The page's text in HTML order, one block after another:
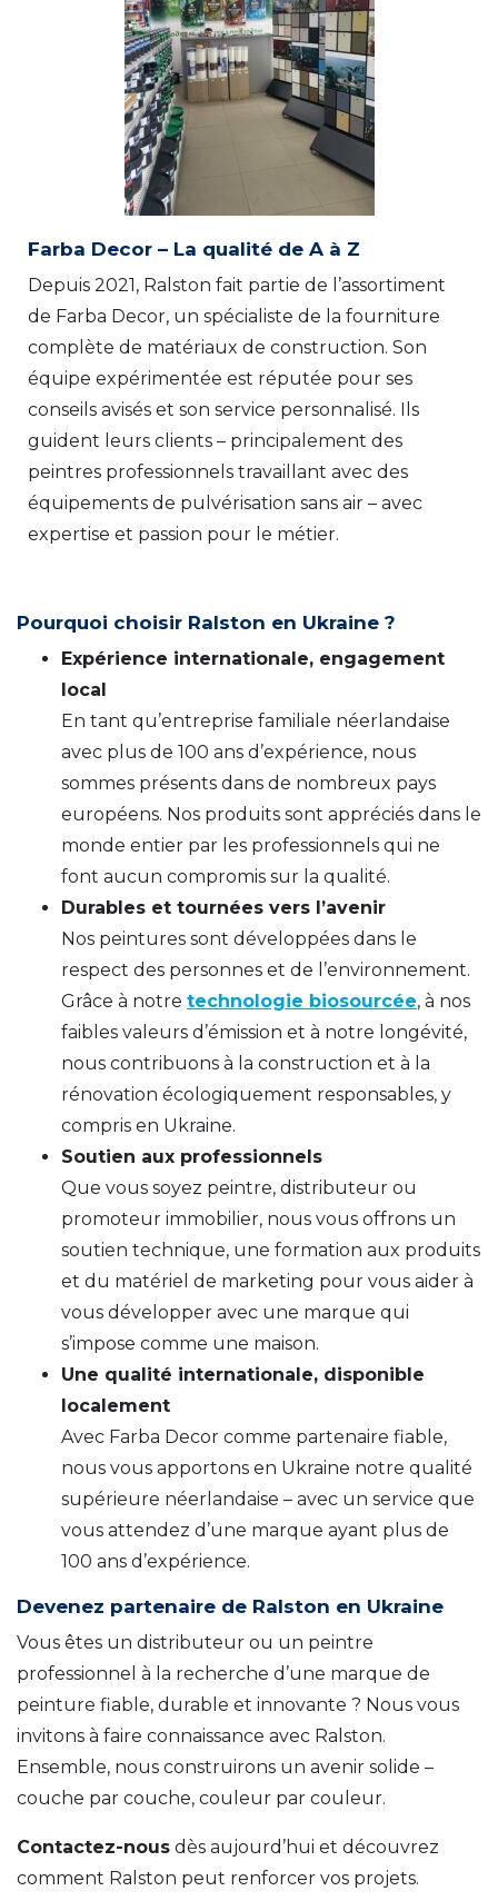
Farba Decor – La qualité de A à Z
Depuis 2021, Ralston fait partie de l’assortiment
de Farba Decor, un spécialiste de la fourniture
complète de matériaux de construction. Son
équipe expérimentée est réputée pour ses
conseils avisés et son service personnalisé. Ils
guident leurs clients – principalement des
peintres professionnels travaillant avec des
équipements de pulvérisation sans air – avec
expertise et passion pour le métier.
Pourquoi choisir Ralston en Ukraine ?
Expérience internationale, engagement
local
En tant qu’entreprise familiale néerlandaise
avec plus de 100 ans d’expérience, nous
sommes présents dans de nombreux pays
européens. Nos produits sont appréciés dans le
monde entier par les professionnels qui ne
font aucun compromis sur la qualité.
Durables et tournées vers l’avenir
Nos peintures sont développées dans le
respect des personnes et de l’environnement.
Grâce à notre technologie biosourcée, à nos
faibles valeurs d’émission et à notre longévité,
nous contribuons à la construction et à la
rénovation écologiquement responsables, y
compris en Ukraine.
Soutien aux professionnels
Que vous soyez peintre, distributeur ou
promoteur immobilier, nous vous offrons un
soutien technique, une formation aux produits
et du matériel de marketing pour vous aider à
vous développer avec une marque qui
s’impose comme une maison.
Une qualité internationale, disponible
localement
Avec Farba Decor comme partenaire fiable,
nous vous apportons en Ukraine notre qualité
supérieure néerlandaise – avec un service que
vous attendez d’une marque ayant plus de
100 ans d’expérience.
Devenez partenaire de Ralston en Ukraine
Vous êtes un distributeur ou un peintre
professionnel à la recherche d’une marque de
peinture fiable, durable et innovante ? Nous vous
invitons à faire connaissance avec Ralston.
Ensemble, nous construirons un avenir solide –
couche par couche, couleur par couleur.
Contactez-nous dès aujourd’hui et découvrez
comment Ralston peut renforcer vos projets.